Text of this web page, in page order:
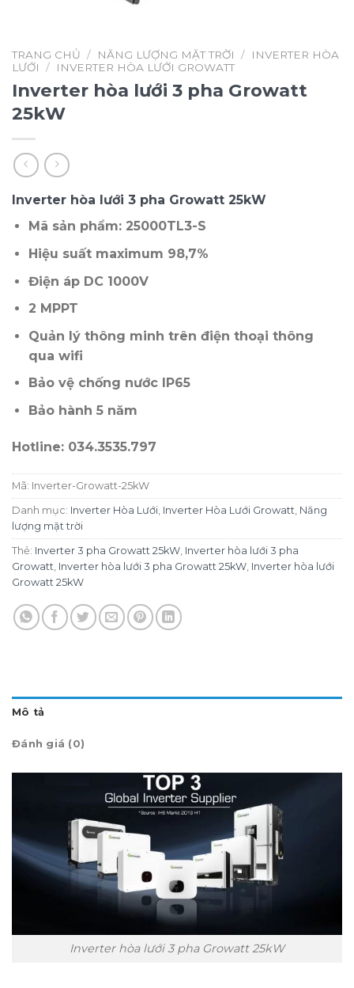
TRANG CHỦ / NĂNG LƯỢNG MẶT TRỜI /
INVERTER HÒA
LƯỚI
/ INVERTER HÒA LƯỚI GROWATT
Inverter hòa lưới 3 pha Growatt
25kW
Inverter hòa lưới 3 pha Growatt 25kW
Mã sản phẩm: 25000TL3-S
Hiệu suất maximum 98,7%
Điện áp DC 1000V
2 MPPT
Quản lý thông minh trên điện thoại thông
qua wifi
Bảo vệ chống nước IP65
Bảo hành 5 năm
Hotline: 034.3535.797
Mã: Inverter-Growatt-25kW
Danh mục: Inverter Hòa Lưới Inverter Hòa Lưới Growatt Năng
lượng mặt trời
Thẻ: Inverter 3 pha Growatt 25kW Inverter hòa lưới 3 pha
Growatt Inverter hòa lưới 3 pha Growatt 25kW Inverter hòa lưới
Growatt 25kW
Mô tả
Đánh giá (0)
Inverter hòa lưới 3 pha Growatt 25kW